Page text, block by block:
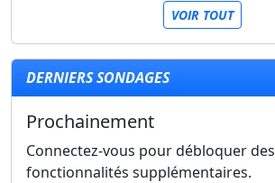
VOIR TOUT
DERNIERS SONDAGES
Prochainement
Connectez-vous pour débloquer des
fonctionnalités supplémentaires.